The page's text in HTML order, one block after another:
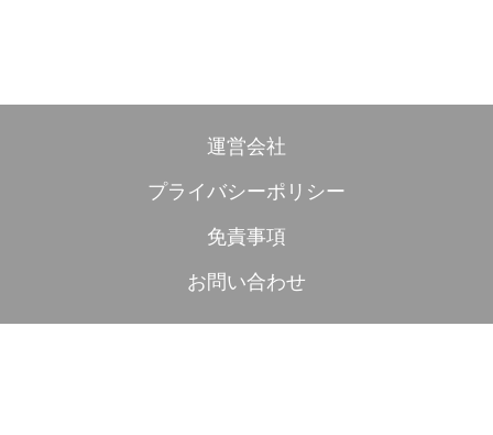
運営会社
プライバシーポリシー
免責事項
お問い合わせ